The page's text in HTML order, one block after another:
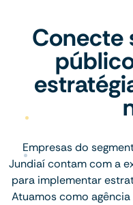
Conecte
Empresas do
Jundiaí contam com a
para implementar
Atuamos como